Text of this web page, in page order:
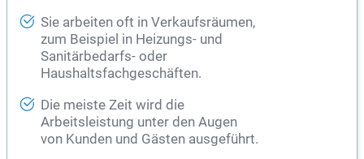
Sie arbeiten oft in Verkaufsräumen,
zum Beispiel in Heizungs- und
Sanitärbedarfs- oder
Haushaltsfachgeschäften.
Die meiste Zeit wird die
Arbeitsleistung unter den Augen
von Kunden und Gästen ausgeführt.